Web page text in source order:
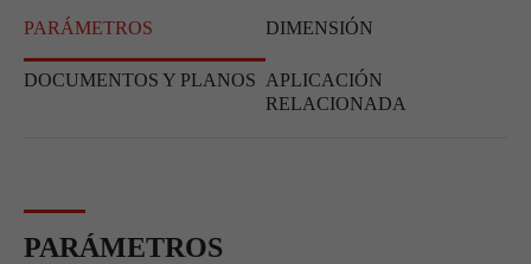
PARÁMETROS DIMENSIÓN
DOCUMENTOS Y PLANOS APLICACIÓN
RELACIONADA
PARÁMETROS